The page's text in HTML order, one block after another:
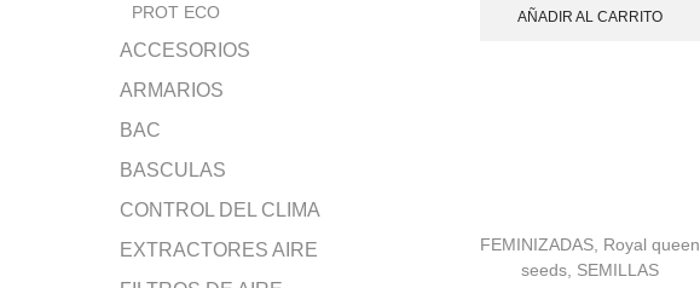
AÑADIR AL CARRITO
FEMINIZADAS, Royal queen
seeds, SEMILLAS
PROT ECO
ACCESORIOS
ARMARIOS
BAC
BASCULAS
CONTROL DEL CLIMA
EXTRACTORES AIRE